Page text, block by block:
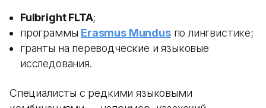
Fulbright FLTA;
программы Erasmus Mundusпо лингвистике;
гранты на переводческие и языковые
исследования.
Специалисты с редкими языковыми